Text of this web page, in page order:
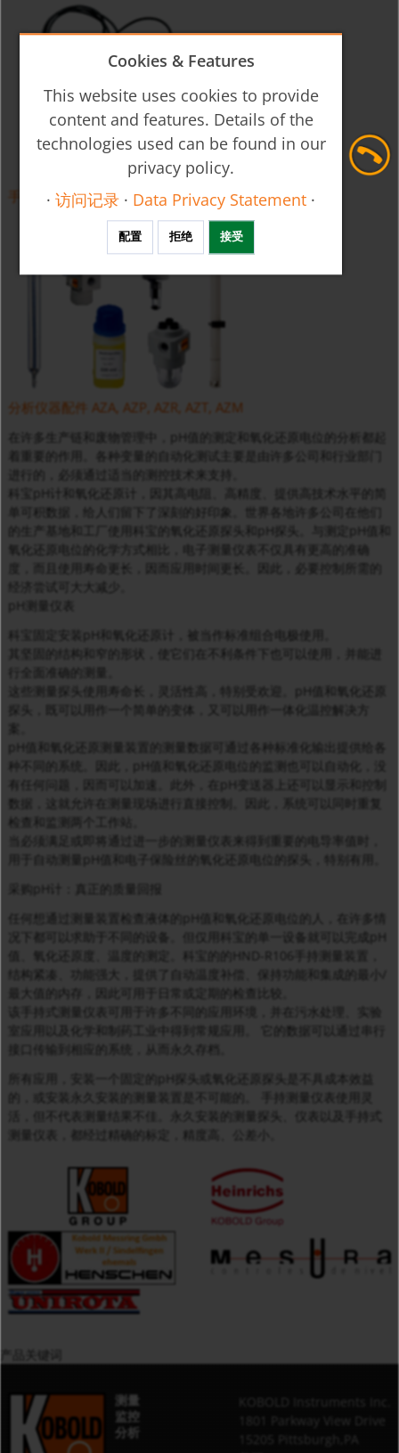
手持式PH值、氧化还原、温度测量仪 HND-R
分析仪器配件 AZA, AZP, AZR, AZT, AZM
在许多生产链和废物管理中，pH值的测定和氧化还原电位的分析都起
着重要的作用。各种变量的自动化测试主要是由许多公司和行业部门
进行的，必须通过适当的测控技术来支持。
科宝pH计和氧化还原计，因其高电阻、高精度、提供高技术水平的简
单可积数据，给人们留下了深刻的好印象。世界各地许多公司在他们
的生产基地和工厂使用科宝的氧化还原探头和pH探头。与测定pH值和
氧化还原电位的化学方式相比，电子测量仪表不仅具有更高的准确
度，而且使用寿命更长，因而应用时间更长。因此，必要控制所需的
经济尝试可大大减少。
pH测量仪表
科宝固定安装pH和氧化还原计，被当作标准组合电极使用。
其坚固的结构和窄的形状，使它们在不利条件下也可以使用，并能进
行全面准确的测量。
这些测量探头使用寿命长，灵活性高，特别受欢迎。pH值和氧化还原
探头，既可以用作一个简单的变体，又可以用作一体化温控解决方
案。
pH值和氧化还原测量装置的测量数据可通过各种标准化输出提供给各
种不同的系统。因此，pH值和氧化还原电位的监测也可以自动化，没
有任何问题，因而可以加速。此外，在pH变送器上还可以显示和控制
数据，这就允许在测量现场进行直接控制。因此，系统可以同时重复
检查和监测两个工作站。
当必须满足或即将通过进一步的测量仪表来得到重要的电导率值时，
用于自动测量pH值和电子保险丝的氧化还原电位的探头，特别有用。
采购pH计：真正的质量回报
任何想通过测量装置检查液体的pH值和氧化还原电位的人，在许多情
况下都可以求助于不同的设备。但仅用科宝的单一设备就可以完成pH
值、氧化还原度、温度的测定。科宝的的HND-R106手持测量装置，
结构紧凑、功能强大，提供了自动温度补偿、保持功能和集成的最小/
最大值的内存，因此可用于日常或定期的检查比较。
该手持式测量仪表可用于许多不同的应用环境，并在污水处理、实验
室应用以及化学和制药工业中得到常规应用。 它的数据可以通过串行
接口传输到相应的系统，从而永久存档。
所有应用，安装一个固定的pH探头或氧化还原探头是不具成本效益
的，或安装永久安装的测量装置是不可能的。 手持测量仪表使用灵
活，但不代表测量结果不佳。永久安装的测量探头、仪表以及手持式
测量仪表，都经过精确的标定，精度高、公差小。
测量
监控
分析
Cookies & Features
This website uses cookies to provide
content and features. Details of the
technologies used can be found in our
privacy policy.
·访问记录 · Data Privacy Statement ·
配置 拒绝 接受